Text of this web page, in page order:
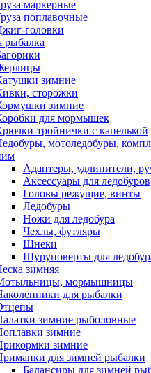
маркерные
поплавочные
головки
рыбалка
зимние
сторожки
зимние
для мормышек
тройнички с капелькой
мотоледобуры,
Адаптеры, удлинители,
Аксессуары для ледобуров
Головы режущие, винты
Ледобуры
Ножи для ледобура
Чехлы, футляры
Шнеки
Шуруповерты для
зимняя
мормышницы
для рыбалки
зимние рыболовные
зимние
зимние
для зимней рыбалки
Балансиры для зимней